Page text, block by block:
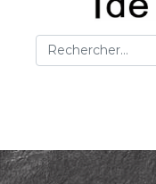
Rechercher :